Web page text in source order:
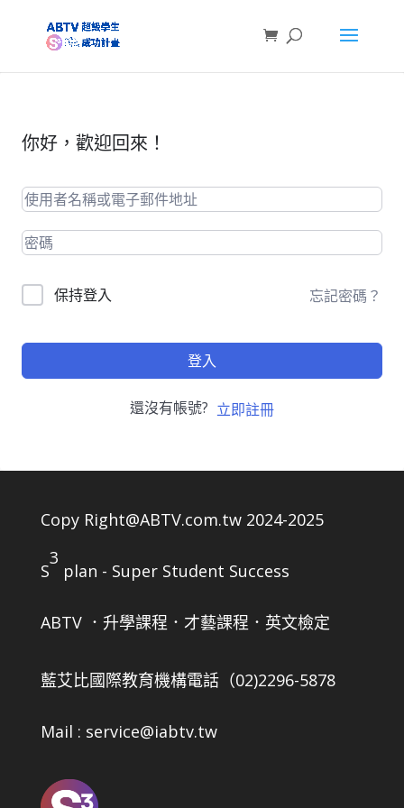
你好，歡迎回來！
保持登入 忘記密碼？
登入
還沒有帳號? 立即註冊
Copy Right@ABTV.com.tw 2024-2025
S
3
plan - Super Student Success
ABTV ．升學課程．才藝課程．英文檢定
藍艾比國際教育機構電話（02)2296-5878
Mail : service@iabtv.tw